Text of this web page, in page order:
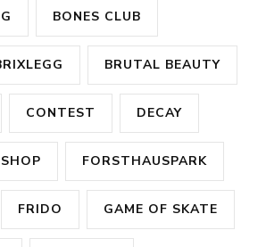
BONES CLUB
BRUTAL BEAUTY
CONTEST DECAY
FORSTHAUSPARK
FRIDO GAME OF SKATE